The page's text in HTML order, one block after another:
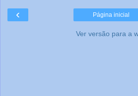
‹ Página inicial
Ver versão para a